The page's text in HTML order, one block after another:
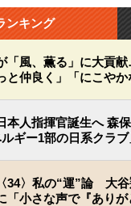
ンキング
「風、薫る」に大貢
と仲良く」「にこや
本人指揮官誕生へ 森
ギー1部の日系クラ
34〉私の“運”論 大
「小さな声で『ありが